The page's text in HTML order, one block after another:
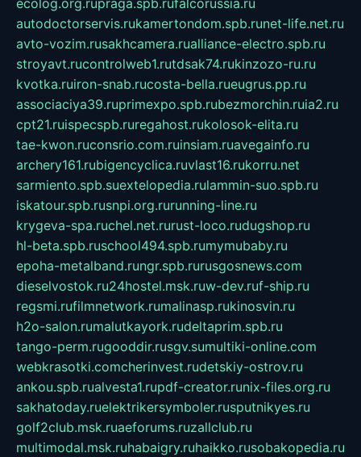
ecolog.org.rupraga.spb.rufalcorussia.ru
autodoctorservis.rukamertondom.spb.runet-life.net.ru
avto-vozim.rusakhcamera.rualliance-electro.spb.ru
stroyavt.rucontrolweb1.rutdsak74.rukinzozo-ru.ru
kvotka.ruiron-snab.rucosta-bella.rueugrus.pp.ru
associaciya39.ruprimexpo.spb.rubezmorchin.ruia2.ru
cpt21.ruispecspb.ruregahost.rukolosok-elita.ru
tae-kwon.ruconsrio.com.ruinsiam.ruavegainfo.ru
archery161.rubigencyclica.ruvlast16.rukorru.net
sarmiento.spb.suextelopedia.rulammin-suo.spb.ru
iskatour.spb.rusnpi.org.rurunning-line.ru
krygeva-spa.ruchel.net.rurust-loco.rudugshop.ru
hl-beta.spb.ruschool494.spb.rumymubaby.ru
epoha-metalband.rungr.spb.rurusgosnews.com
dieselvostok.ru24hostel.msk.ruw-dev.ruf-ship.ru
regsmi.rufilmnetwork.rumalinasp.rukinosvin.ru
h2o-salon.rumalutkayork.rudeltaprim.spb.ru
tango-perm.rugooddir.rusgv.sumultiki-online.com
webkrasotki.comcherinvest.rudetskiy-ostrov.ru
ankou.spb.rualvesta1.rupdf-creator.runix-files.org.ru
sakhatoday.ruelektrikersymboler.rusputnikyes.ru
golf2club.msk.ruaeforums.ruzallclub.ru
multimodal.msk.ruhabaigry.ruhaikko.rusobakopedia.ru